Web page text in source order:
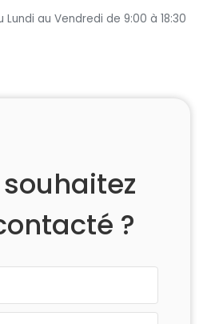
Lundi au Vendredi de 9:00 à 18:30
?